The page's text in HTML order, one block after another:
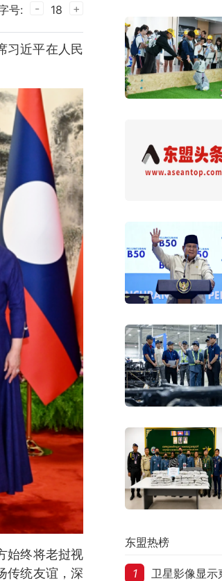
号: - 18 +
习近平在人民
始终将老挝视
传统友谊，深
东盟热榜
1